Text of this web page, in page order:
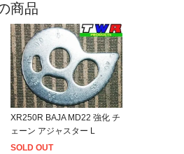
商品
XR250R BAJA MD22 強化 チ
ェーン アジャスター L
SOLD OUT